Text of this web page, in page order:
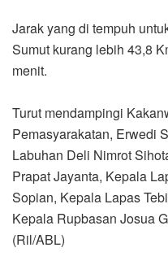
Jarak yang di tempuh
Sumut kurang lebih 43,8
menit.
Turut mendampingi
Pemasyarakatan, Erwedi
Labuhan Deli Nimrot
Prapat Jayanta, Kepala
Sopian, Kepala Lapas
Kepala Rupbasan Josua
(Ril/ABL)